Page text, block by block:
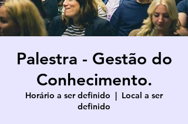
Palestra - Gestão do
Conhecimento.
Horário a ser definido
  |
Local a ser
definido